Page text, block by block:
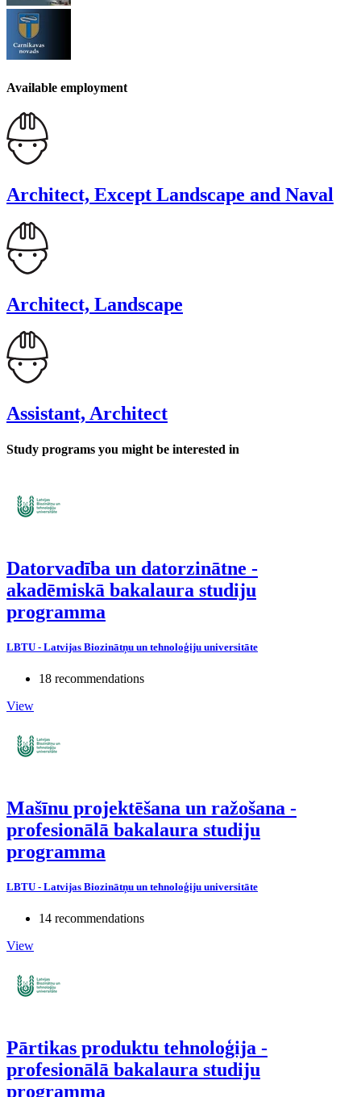
Available employment
Architect, Except Landscape and Naval
Architect, Landscape
Assistant, Architect
Study programs you might be interested in
Datorvadība un datorzinātne -
akadēmiskā bakalaura studiju
programma
LBTU - Latvijas Biozinātņu un tehnoloģiju universitāte
18 recommendations
View
Mašīnu projektēšana un ražošana -
profesionālā bakalaura studiju
programma
LBTU - Latvijas Biozinātņu un tehnoloģiju universitāte
14 recommendations
View
Pārtikas produktu tehnoloģija -
profesionālā bakalaura studiju
programma